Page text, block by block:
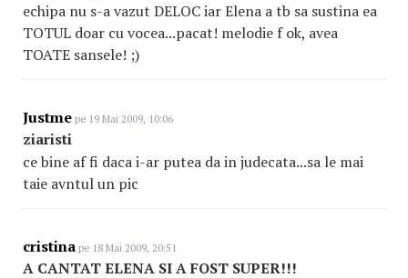
echipa nu s-a vazut DELOC iar Elena a tb sa sustina ea
TOTUL doar cu vocea...pacat! melodie f ok, avea
TOATE sansele! ;)
Justme pe 19 Mai 2009, 10:06
ziaristi
ce bine af fi daca i-ar putea da in judecata...sa le mai
taie avntul un pic
cristina pe 18 Mai 2009, 20:51
A CANTAT ELENA SI A FOST SUPER!!!